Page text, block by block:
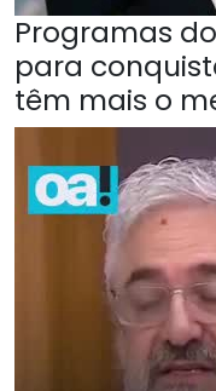
Programas
para
têm mais o